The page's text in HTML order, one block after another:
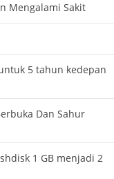
Mengalami Sakit
5 tahun kedepan
Dan Sahur
1 GB menjadi 2